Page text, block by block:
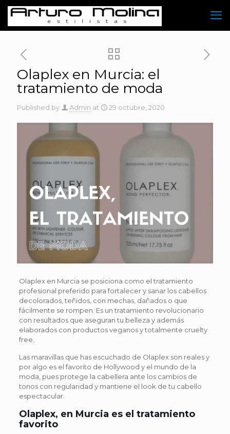
Olaplex en Murcia: el
tratamiento de moda
Published by Admin at 29 octubre, 2020
Olaplex en Murcia se posiciona como el tratamiento
profesional preferido para fortalecer y sanar los cabellos
decolorados, teñidos, con mechas, dañados o que
fácilmente se rompen. Es un tratamiento revolucionario
con resultados que aseguran tu belleza y además
elaborados con productos veganos y totalmente cruelty
free.
Las maravillas que has escuchado de Olaplex son reales y
por algo es el favorito de Hollywood y el mundo de la
moda, pues protege la cabellera ante los cambios de
tonos con regularidad y mantiene el look de tu cabello
espectacular.
Olaplex, en Murcia es el tratamiento
favorito